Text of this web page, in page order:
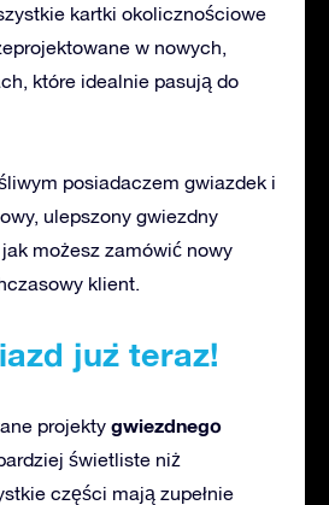
kartki okolicznościowe
w nowych,
które idealnie pasują do
posiadaczem gwiazdek i
ulepszony gwiezdny
możesz zamówić nowy
klient.
już teraz!
projekty gwiezdnego
świetliste niż
części mają zupełnie